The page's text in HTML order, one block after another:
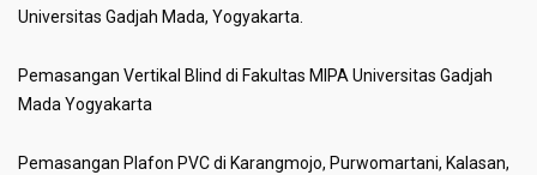
Universitas Gadjah Mada, Yogyakarta.
Pemasangan Vertikal Blind di Fakultas MIPA Universitas Gadjah
Mada Yogyakarta
Pemasangan Plafon PVC di Karangmojo, Purwomartani, Kalasan,